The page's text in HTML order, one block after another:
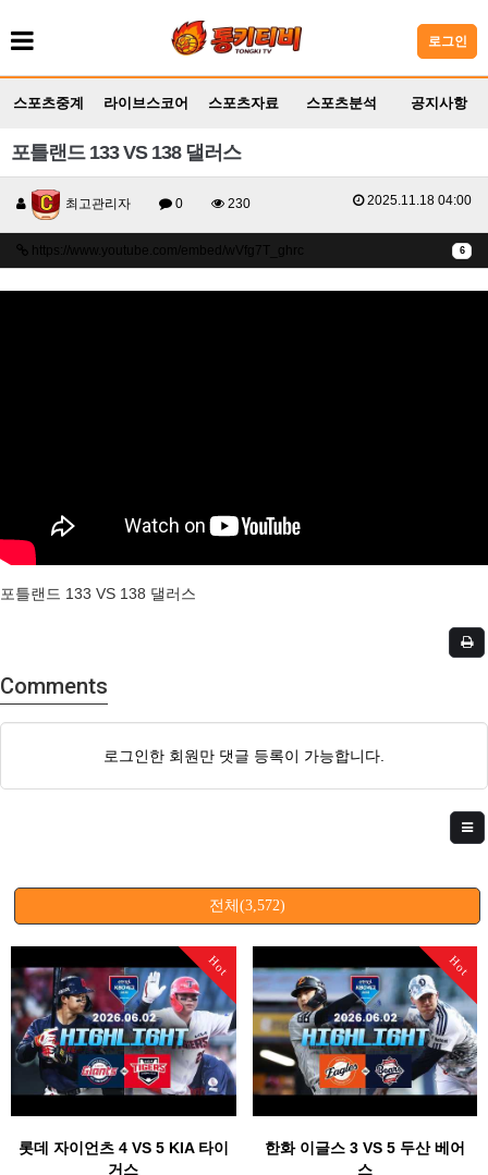
로그인
스포츠중계 라이브스코어 스포츠자료 스포츠분석 공지사항
포틀랜드 133 VS 138 댈러스
최고관리자 0 230 2025.11.18 04:00
6
https://www.youtube.com/embed/wVfg7T_ghrc
포틀랜드 133 VS 138 댈러스
Comments
로그인한 회원만 댓글 등록이 가능합니다.
전체(3,572)
Hot
롯데 자이언츠 4 VS 5 KIA 타이
거스
Hot
한화 이글스 3 VS 5 두산 베어
스